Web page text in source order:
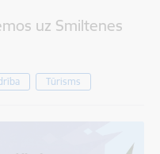
uz Smiltenes
Tūrisms